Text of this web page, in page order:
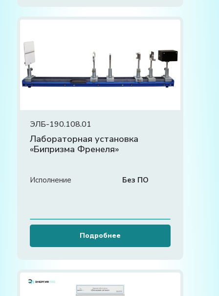
ЭЛБ-190.108.01
Лабораторная установка
«Бипризма Френеля»
Исполнение Без ПО
Подробнее